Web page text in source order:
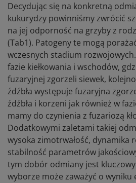
Decydując się na konkretną
kukurydzy powinniśmy zwrócić
na jej odporność na grzyby z
(Tab1). Patogeny te mogą
wczesnych stadium
fazie kiełkowania i wschodów,
fuzaryjnej zgorzeli siewek,
źdźbła występuje fuzaryjna
źdźbła i korzeni jak również w
mamy do czynienia z fuzariozą
Dodatkowymi zaletami takiej
wysoka zimotrwałość, dynamika
stabilność parametrów
tym dobór odmiany jest
wyborze może zaważyć o wyniku